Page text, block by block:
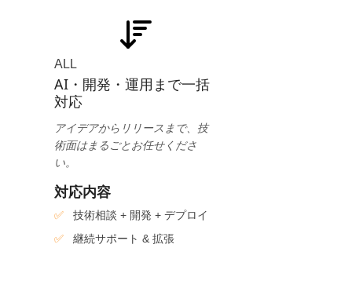
ALL
AI・開発・運用まで一括
対応
アイデアからリリースまで、技
術面はまるごとお任せくださ
い。
対応内容
技術相談 + 開発 + デプロイ
継続サポート & 拡張